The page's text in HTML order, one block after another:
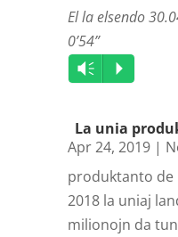
El la elsendo
0’54”
Audio
Player
Vm P
La unia
Apr 24, 2019|
produktanto de
2018 la uniaj
milionojn da